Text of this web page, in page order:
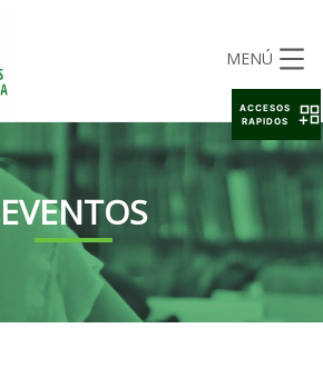
MENÚ
EVENTOS
ACCESOS
RAPIDOS